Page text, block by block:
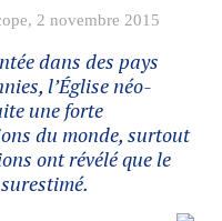
2 novembre 2015
dans des pays
l’Église néo-
une forte
du monde, surtout
ont révélé que le